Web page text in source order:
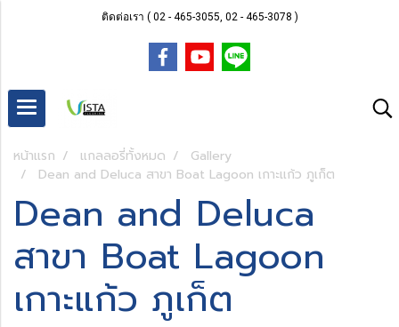
ติดต่อเรา ( 02 - 465-3055, 02 - 465-3078 )
หน้าแรก แกลลอรี่ทั้งหมด
Gallery
Dean and Deluca สาขา Boat Lagoon เกาะแก้ว ภูเก็ต
Dean and Deluca
สาขา Boat Lagoon
เกาะแก้ว ภูเก็ต